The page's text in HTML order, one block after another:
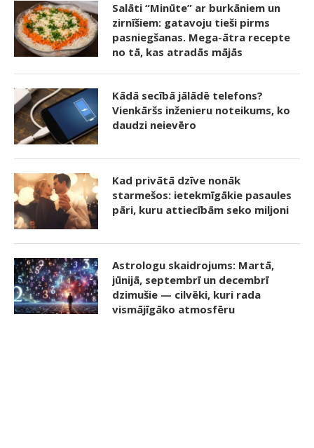
Salāti “Minūte” ar burkāniem un
zirnīšiem: gatavoju tieši pirms
pasniegšanas. Mega-ātra recepte
no tā, kas atradās mājās
Kādā secībā jālādē telefons?
Vienkāršs inženieru noteikums, ko
daudzi neievēro
Kad privātā dzīve nonāk
starmešos: ietekmīgākie pasaules
pāri, kuru attiecībām seko miljoni
Astrologu skaidrojums: Martā,
jūnijā, septembrī un decembrī
dzimušie — cilvēki, kuri rada
vismājīgāko atmosfēru